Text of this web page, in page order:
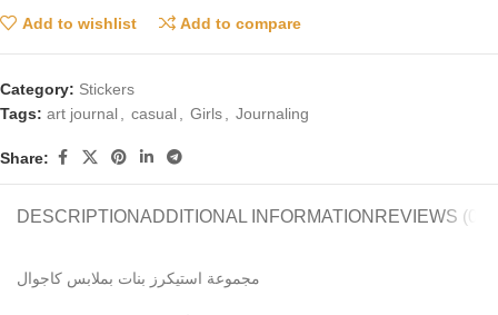
Add to wishlist Add to compare
Category: Stickers
Tags: art journal, casual, Girls, Journaling
Share:
DESCRIPTIONADDITIONAL INFORMATION REVIEWS (0)
مجموعة استيكرز بنات بملابس كاجوال